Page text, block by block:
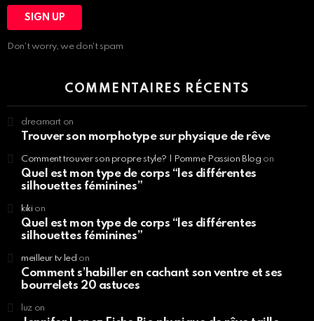
Don't worry, we don't spam
COMMENTAIRES RÉCENTS
dreamart on
Trouver son morphotype sur physique de rêve
Comment trouver son propre style? | Pomme Passion Blog on
Quel est mon type de corps “les différentes
silhouettes féminines”
kikion
Quel est mon type de corps “les différentes
silhouettes féminines”
meilleur tv led on
Comment s’habiller en cachant son ventre et ses
bourrelets 20 astuces
luzon